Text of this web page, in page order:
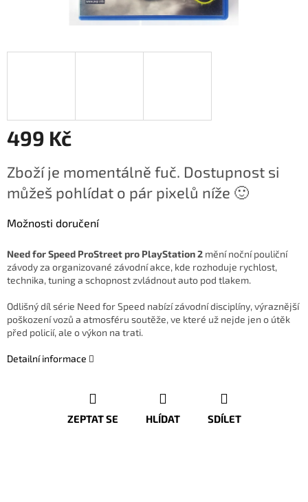
499 Kč
cena:
Zboží je momentálně fuč. Dostupnost si
můžeš pohlídat o pár pixelů níže 🙂
Možnosti doručení
Need for Speed ProStreet pro PlayStation 2 mění noční pouliční
závody za organizované závodní akce, kde rozhoduje rychlost,
technika, tuning a schopnost zvládnout auto pod tlakem.
Odlišný díl série Need for Speed nabízí závodní disciplíny, výraznější
poškození vozů a atmosféru soutěže, ve které už nejde jen o útěk
před policií, ale o výkon na trati.
Detailní informace
ZEPTAT SE HLÍDAT SDÍLET